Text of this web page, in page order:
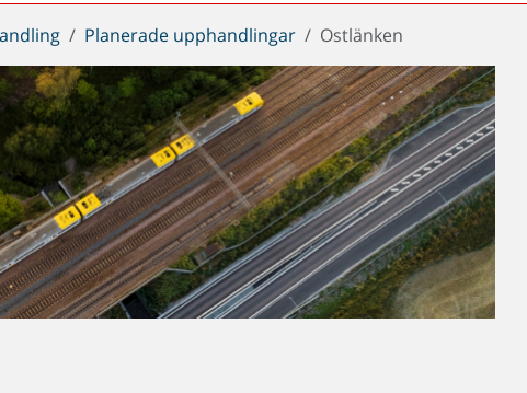
Planerade upphandlingar Ostlänken